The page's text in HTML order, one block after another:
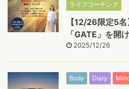
ライフコーチング
【12/26限定5
「GATE」を開け
2025/12/26
Body Diary